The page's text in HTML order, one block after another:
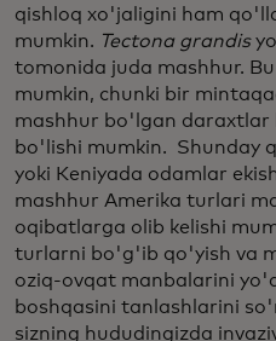
qishloq xo'jaligini ham
mumkin. Tectona grandis
tomonida juda mashhur.
mumkin, chunki bir
mashhur bo'lgan daraxtlar
bo'lishi mumkin. Shunday
yoki Keniyada odamlar
mashhur Amerika turlari
oqibatlarga olib kelishi
turlarni bo'g'ib qo'yish va
oziq-ovqat manbalarini
boshqasini tanlashlarini
sizning hududingizda